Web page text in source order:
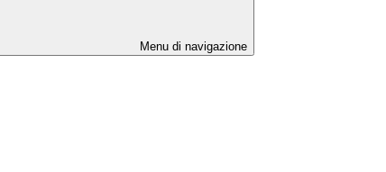
Menu di navigazione